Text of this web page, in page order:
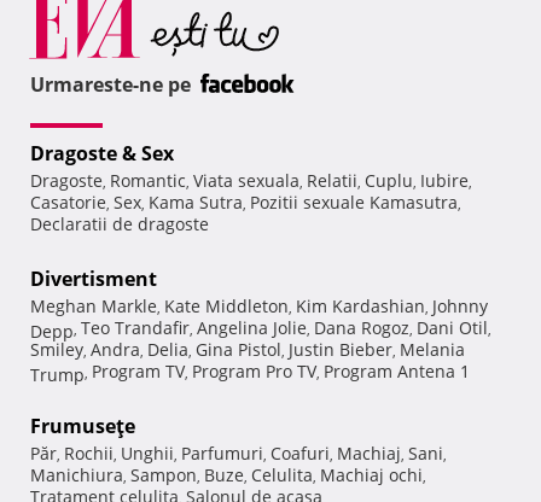
Urmareste-ne pe
Dragoste & Sex
Dragoste, Romantic, Viata sexuala, Relatii, Cuplu, Iubire,
Casatorie, Sex, Kama Sutra, Pozitii sexuale Kamasutra,
Declaratii de dragoste
Divertisment
Meghan Markle, Kate Middleton, Kim Kardashian, Johnny
Depp, Teo Trandafir, Angelina Jolie, Dana Rogoz, Dani Otil,
Smiley, Andra, Delia, Gina Pistol, Justin Bieber, Melania
Trump, Program TV, Program Pro TV, Program Antena 1
Frumuseţe
Păr, Rochii, Unghii, Parfumuri, Coafuri, Machiaj, Sani,
Manichiura, Sampon, Buze, Celulita, Machiaj ochi,
Tratament celulita, Salonul de acasa